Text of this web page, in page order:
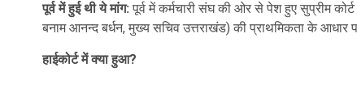
पूर्व में हुई थी ये मांग: पूर्व में कर्मचारी संघ की ओर से पेश हुए सुप्रीम
बनाम आनन्द बर्धन, मुख्य सचिव उत्तराखंड) की प्राथमिकता के आधार
हाईकोर्ट में क्या हुआ?